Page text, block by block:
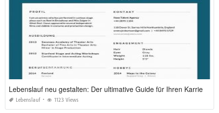
Lebenslauf 1123 Views